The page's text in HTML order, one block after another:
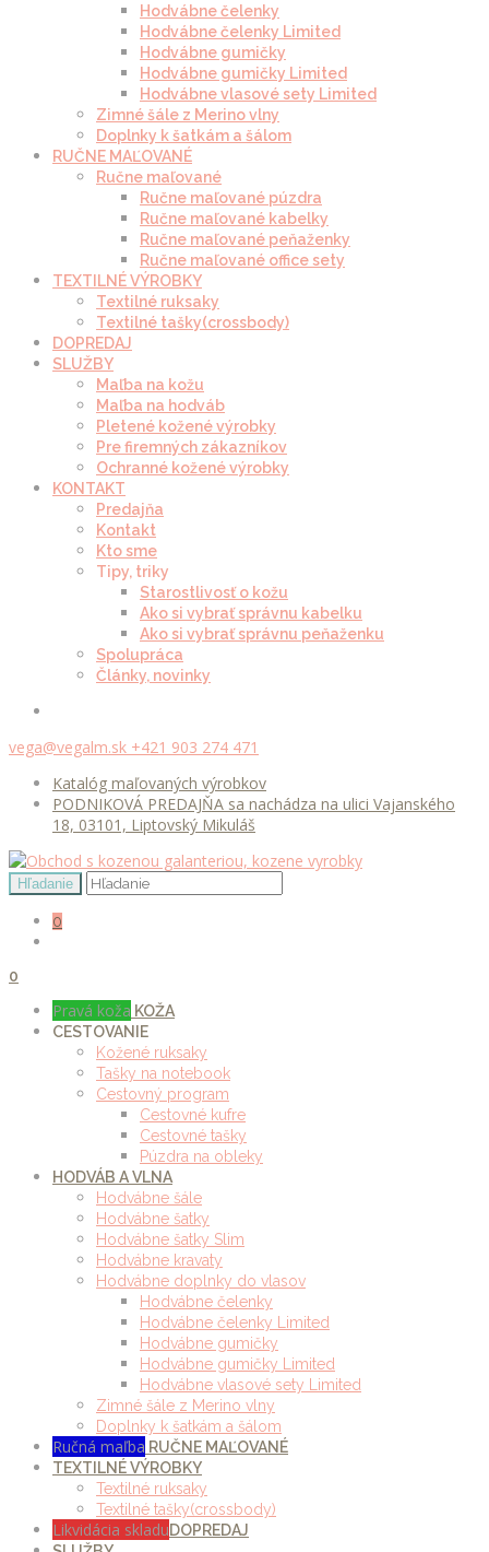
Hodvábne čelenky
Hodvábne čelenky Limited
Hodvábne gumičky
Hodvábne gumičky Limited
Hodvábne vlasové sety Limited
Zimné šále z Merino vlny
Doplnky k šatkám a šálom
RUČNE MAĽOVANÉ
Ručne maľované
Ručne maľované púzdra
Ručne maľované kabelky
Ručne maľované peňaženky
Ručne maľované office sety
TEXTILNÉ VÝROBKY
Textilné ruksaky
Textilné tašky(crossbody)
DOPREDAJ
SLUŽBY
Maľba na kožu
Maľba na hodváb
Pletené kožené výrobky
Pre firemných zákazníkov
Ochranné kožené výrobky
KONTAKT
Predajňa
Kontakt
Kto sme
Tipy, triky
Starostlivosť o kožu
Ako si vybrať správnu kabelku
Ako si vybrať správnu peňaženku
Spolupráca
Články, novinky
vega@vegalm.sk +421 903 274 471
Katalóg maľovaných výrobkov
PODNIKOVÁ PREDAJŇA sa nachádza na ulici Vajanského
18, 03101, Liptovský Mikuláš
0
0
Pravá koža KOŽA
CESTOVANIE
Kožené ruksaky
Tašky na notebook
Cestovný program
Cestovné kufre
Cestovné tašky
Púzdra na obleky
HODVÁB A VLNA
Hodvábne šále
Hodvábne šatky
Hodvábne šatky Slim
Hodvábne kravaty
Hodvábne doplnky do vlasov
Hodvábne čelenky
Hodvábne čelenky Limited
Hodvábne gumičky
Hodvábne gumičky Limited
Hodvábne vlasové sety Limited
Zimné šále z Merino vlny
Doplnky k šatkám a šálom
Ručná maľba RUČNE MAĽOVANÉ
TEXTILNÉ VÝROBKY
Textilné ruksaky
Textilné tašky(crossbody)
Likvidácia skladuDOPREDAJ